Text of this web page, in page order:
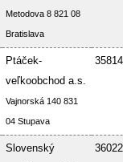
Metodova 8 821 08
Bratislava
Ptáček-
veľkoobchod a.s.
Vajnorská 140 831
04 Stupava
Slovenský